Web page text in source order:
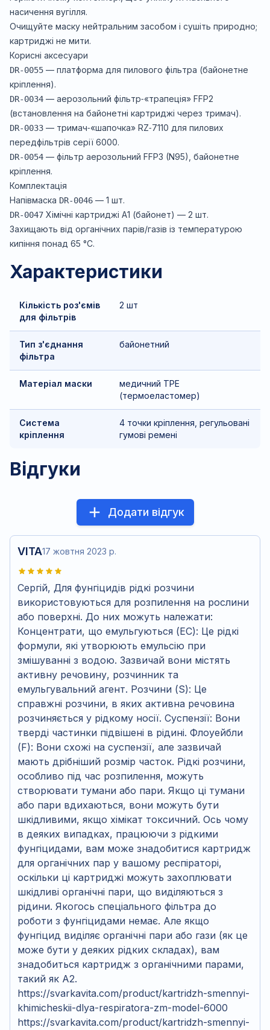
насичення вугілля.
Очищуйте маску нейтральним засобом і сушіть природно;
картриджі не мити.
Корисні аксесуари
DR-0055 — платформа для пилового фільтра (байонетне
кріплення).
DR-0034 — аерозольний фільтр‑«трапеція» FFP2
(встановлення на байонетні картриджі через тримач).
DR-0033 — тримач‑«шапочка» RZ‑7110 для пилових
передфільтрів серії 6000.
DR-0054 — фільтр аерозольний FFP3 (N95), байонетне
кріплення.
Комплектація
Напівмаска DR-0046 — 1 шт.
DR-0047 Хімічні картриджі A1 (байонет) — 2 шт.
Захищають від органічних парів/газів із температурою
кипіння понад 65 °C.
Характеристики
Кількість роз'ємів
для фільтрів
2 шт
Тип з'єднання
фільтра
байонетний
Матеріал маски
медичний TPE
(термоеластомер)
Система
кріплення
4 точки кріплення, регульовані
гумові ремені
Відгуки
Додати відгук
VITA17 жовтня 2023 р.
Сергій, Для фунгіцидів рідкі розчини
використовуються для розпилення на рослини
або поверхні. До них можуть належати:
Концентрати, що емульгуються (EC): Це рідкі
формули, які утворюють емульсію при
змішуванні з водою. Зазвичай вони містять
активну речовину, розчинник та
емульгувальний агент. Розчини (S): Це
справжні розчини, в яких активна речовина
розчиняється у рідкому носії. Суспензії: Вони
тверді частинки підвішені в рідині. Флоуейбли
(F): Вони схожі на суспензії, але зазвичай
мають дрібніший розмір часток. Рідкі розчини,
особливо під час розпилення, можуть
створювати тумани або пари. Якщо ці тумани
або пари вдихаються, вони можуть бути
шкідливими, якщо хімікат токсичний. Ось чому
в деяких випадках, працюючи з рідкими
фунгіцидами, вам може знадобитися картридж
для органічних пар у вашому респіраторі,
оскільки ці картриджі можуть захоплювати
шкідливі органічні пари, що виділяються з
рідини. Якогось спеціального фільтра до
роботи з фунгіцидами немає. Але якщо
фунгіцид виділяє органічні пари або гази (як це
може бути у деяких рідких складах), вам
знадобиться картридж з органічними парами,
такий як А2.
https://svarkavita.com/product/kartridzh-smennyi-
khimicheskii-dlya-respiratora-zm-model-6000
https://svarkavita.com/product/kartridzh-smennyi-